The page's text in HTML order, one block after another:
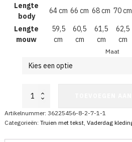
Lengte
body
64 cm 66 cm 68 cm 70 cm
Lengte
mouw
59,5
cm
60,5
cm
61,5
cm
62,5
cm
Maat
Vaderdag
Dad
2
Artikelnummer: 36225456-8-2-7-1-1
Categorieën: Truien met tekst, Vaderdag